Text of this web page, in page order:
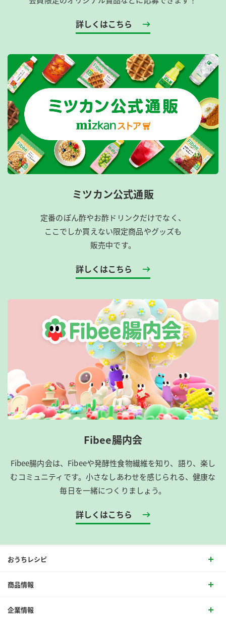
詳しくはこちら
ミツカン公式通販
定番のぽん酢やお酢ドリンクだけでなく、
ここでしか買えない限定商品やグッズも
販売中です。
詳しくはこちら
Fibee腸内会
Fibee腸内会は、​Fibeeや発酵性食物繊維を知り、語り、楽し
むコミュニティです。​小さなしあわせを感じられる、健康な
毎日を一緒につくりましょう。
詳しくはこちら
おうちレシピ
商品情報
企業情報